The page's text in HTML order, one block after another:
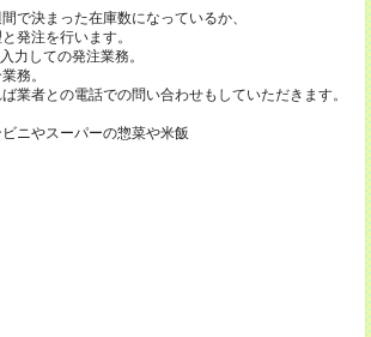
で決まった在庫数になっているか、
発注を行います。
力しての発注業務。
務。
業者との電話での問い合わせもしていただきます。
ビニやスーパーの惣菜や米飯